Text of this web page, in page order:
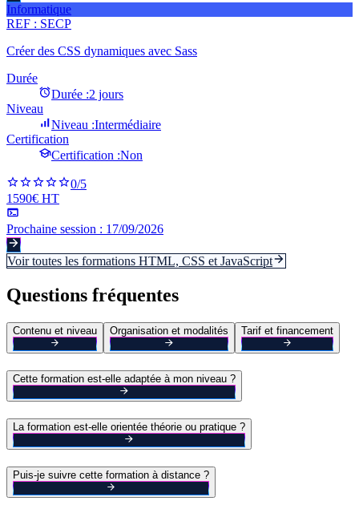
Informatique
REF : SECP
Créer des CSS dynamiques avec Sass
Durée
Durée :2 jours
Niveau
Niveau :Intermédiaire
Certification
Certification :Non
0/5
1590€ HT
Prochaine session : 17/09/2026
Voir toutes les formations HTML, CSS et JavaScript
Questions fréquentes
Contenu et niveau Organisation et modalités Tarif et financement
Cette formation est-elle adaptée à mon niveau ?
La formation est-elle orientée théorie ou pratique ?
Puis-je suivre cette formation à distance ?